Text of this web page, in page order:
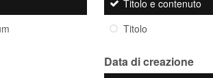
Titolo e contenuto
Titolo
Data di creazione